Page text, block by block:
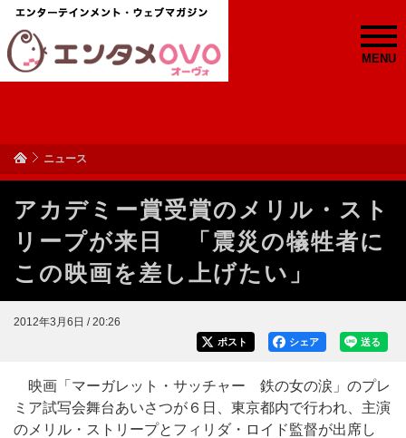
MENU
ニュース
アカデミー賞受賞のメリル・スト
リープが来日 「震災の犠牲者に
この映画を差し上げたい」
2012年3月6日 / 20:26
送る
シェア
ポスト
映画「マーガレット・サッチャー 鉄の女の涙」のプレ
ミア試写会舞台あいさつが６日、東京都内で行われ、主演
のメリル・ストリープとフィリダ・ロイド監督が出席し